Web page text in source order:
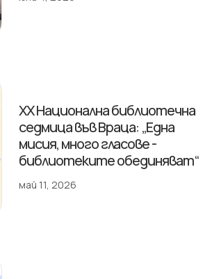
XX Национална библиотечна
седмица във Враца: „Една
мисия, много гласове -
библиотеките обединяват“
май 11, 2026